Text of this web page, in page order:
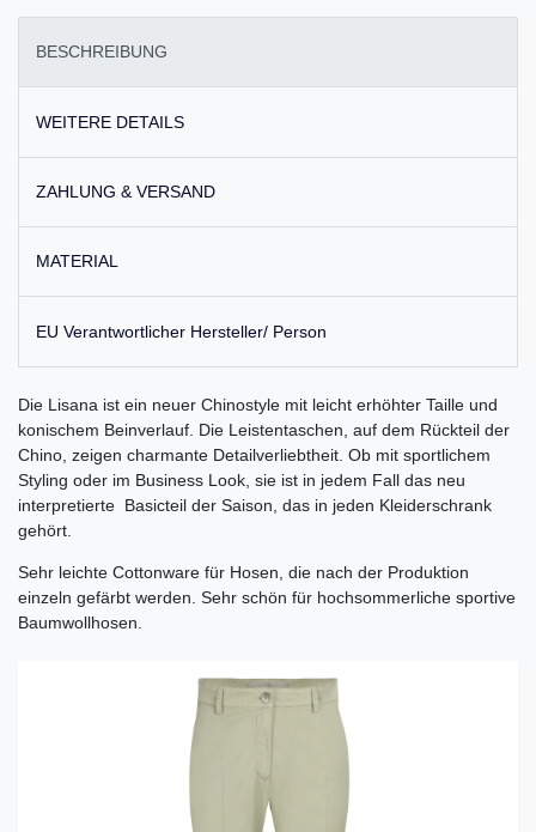
BESCHREIBUNG
WEITERE DETAILS
ZAHLUNG & VERSAND
MATERIAL
EU Verantwortlicher Hersteller/ Person
Die Lisana ist ein neuer Chinostyle mit leicht erhöhter Taille und
konischem Beinverlauf. Die Leistentaschen, auf dem Rückteil der
Chino, zeigen charmante Detailverliebtheit. Ob mit sportlichem
Styling oder im Business Look, sie ist in jedem Fall das neu
interpretierte Basicteil der Saison, das in jeden Kleiderschrank
gehört.
Sehr leichte Cottonware für Hosen, die nach der Produktion
einzeln gefärbt werden. Sehr schön für hochsommerliche sportive
Baumwollhosen.